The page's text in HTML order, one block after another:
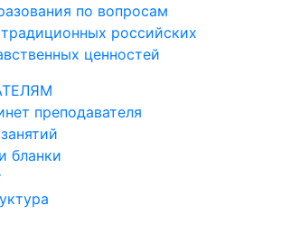
по вопросам
российских
ценностей
преподавателя
бланки